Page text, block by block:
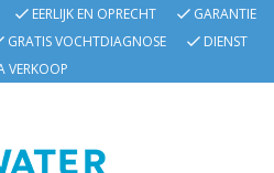
EERLIJK EN OPRECHT
GARANTIE
GRATIS VOCHTDIAGNOSE
DIENST
VERKOOP